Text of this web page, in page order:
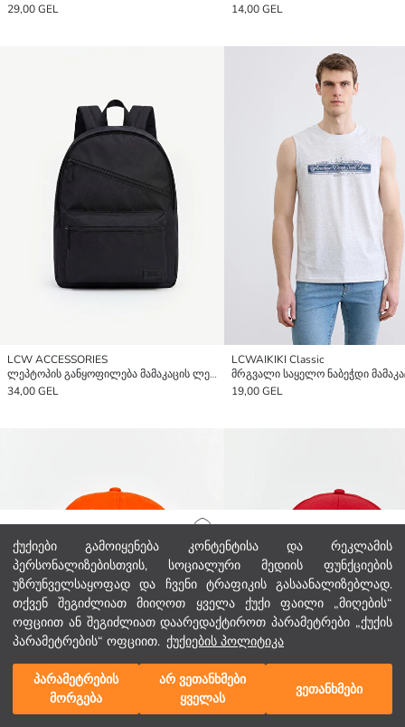
ქუქიები გამოიყენება კონტენტისა და რეკლამის
პერსონალიზებისთვის, სოციალური მედიის ფუნქციების
უზრუნველსაყოფად და ჩვენი ტრაფიკის გასაანალიზებლად.
თქვენ შეგიძლიათ მიიღოთ ყველა ქუქი ფაილი „მიღების“
ოფციით ან შეგიძლიათ დაარედაქტიროთ პარამეტრები „ქუქის
პარამეტრების“ ოფციით. ქუქიების პოლიტიკა
პარამეტრების
მორგება
არ ვეთანხმები
ყველას
ვეთანხმები
მთავარი გვერდი
კატეგორიები
ჩემი კალათა
29,00 GEL
14,00 GEL
LCW ACCESSORIES
ლეპტოპის განყოფილება მამაკაცის ლეპტოპის ჩანთა
34,00 GEL
LCWAIKIKI Classic
19,00 GEL
1 2559